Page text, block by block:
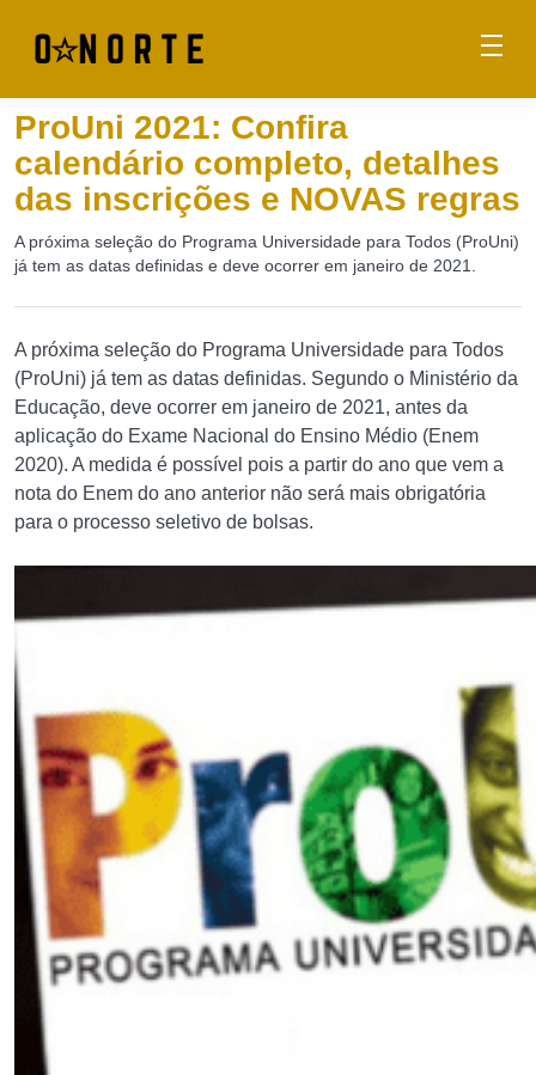
ProUni 2021: Confira
calendário completo, detalhes
das inscrições e NOVAS regras
A próxima seleção do Programa Universidade para Todos (ProUni)
já tem as datas definidas e deve ocorrer em janeiro de 2021.
A próxima seleção do Programa Universidade para Todos
(ProUni) já tem as datas definidas. Segundo o Ministério da
Educação, deve ocorrer em janeiro de 2021, antes da
aplicação do Exame Nacional do Ensino Médio (Enem
2020). A medida é possível pois a partir do ano que vem a
nota do Enem do ano anterior não será mais obrigatória
para o processo seletivo de bolsas.